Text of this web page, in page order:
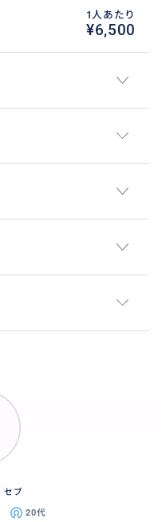
1人あたり
¥6,500
セブ
20代